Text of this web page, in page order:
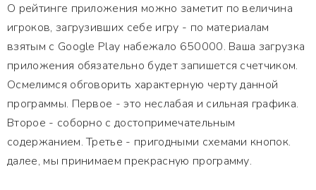
О рейтинге приложения можно заметит по величина
игроков, загрузивших себе игру - по материалам
взятым с Google Play набежало 650000. Ваша загрузка
приложения обязательно будет запишется счетчиком.
Осмелимся обговорить характерную черту данной
программы. Первое - это неслабая и сильная графика.
Второе - соборно с достопримечательным
содержанием. Третье - пригодными схемами кнопок.
далее, мы принимаем прекрасную программу.